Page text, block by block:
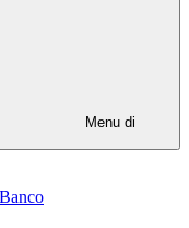
Menu di